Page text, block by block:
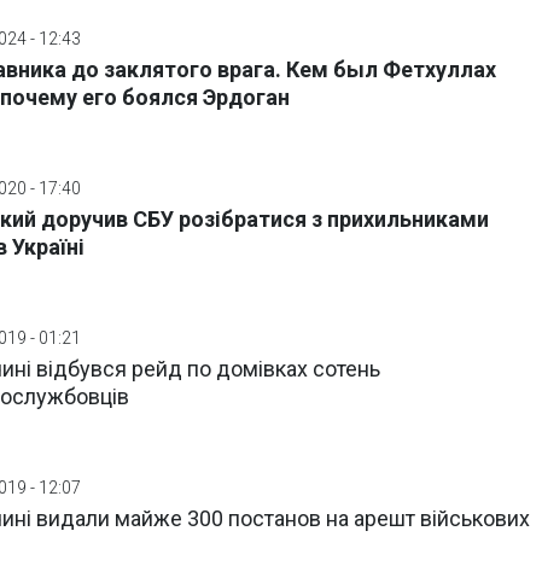
- 12:43
до заклятого врага. Кем был Фетхуллах
его боялся Эрдоган
- 17:40
доручив СБУ розібратися з прихильниками
- 01:21
відбувся рейд по домівках сотень
- 12:07
видали майже 300 постанов на арешт військових